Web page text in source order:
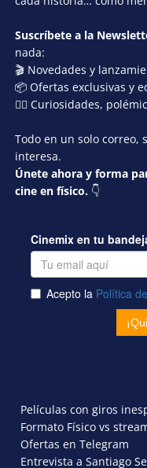
Suscríbete a la
nada:
🎬 Novedades y
📦 Ofertas exclusivas y
🕵️‍♂️ Curiosidades,
Todo en un solo correo,
interesa.
Únete ahora y forma
cine en físico. 👇
Películas con giros
Formato Físico vs
Ofertas en Telegram
Entrevista a Santiago